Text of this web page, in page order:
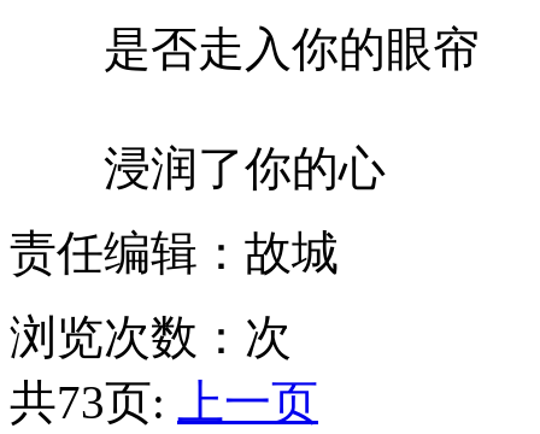
是否走入你的眼帘
浸润了你的心
责任编辑：故城
浏览次数： 次
共73页:
上一页